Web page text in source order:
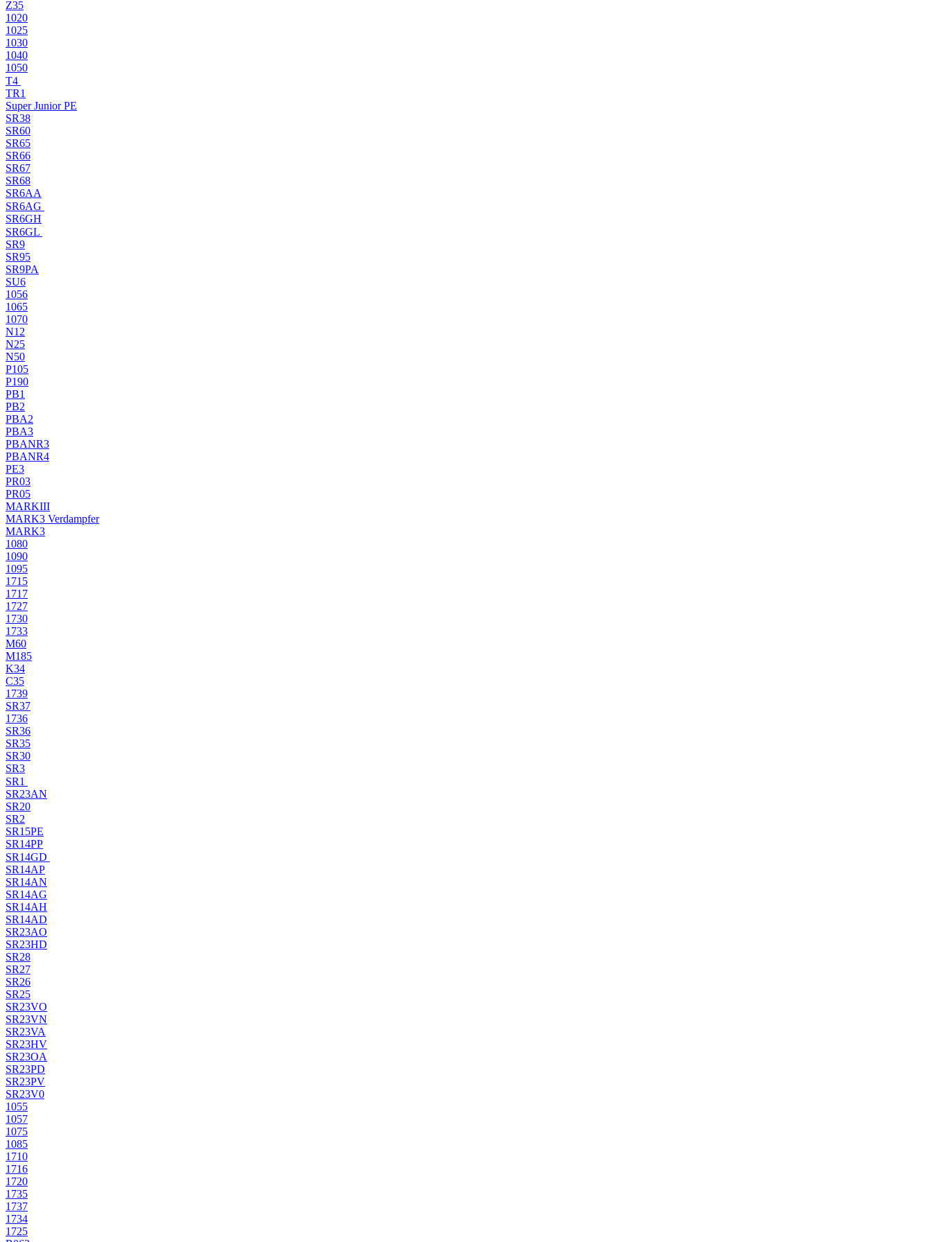
Z35
1020
1025
1030
1040
1050
T4
TR1
Super Junior PE
SR38
SR60
SR65
SR66
SR67
SR68
SR6AA
SR6AG
SR6GH
SR6GL
SR9
SR95
SR9PA
SU6
1056
1065
1070
N12
N25
N50
P105
P190
PB1
PB2
PBA2
PBA3
PBANR3
PBANR4
PE3
PR03
PR05
MARKIII
MARK3 Verdampfer
MARK3
1080
1090
1095
1715
1717
1727
1730
1733
M60
M185
K34
C35
1739
SR37
1736
SR36
SR35
SR30
SR3
SR1
SR23AN
SR20
SR2
SR15PE
SR14PP
SR14GD
SR14AP
SR14AN
SR14AG
SR14AH
SR14AD
SR23AO
SR23HD
SR28
SR27
SR26
SR25
SR23VO
SR23VN
SR23VA
SR23HV
SR23OA
SR23PD
SR23PV
SR23V0
1055
1057
1075
1085
1710
1716
1720
1735
1737
1734
1725